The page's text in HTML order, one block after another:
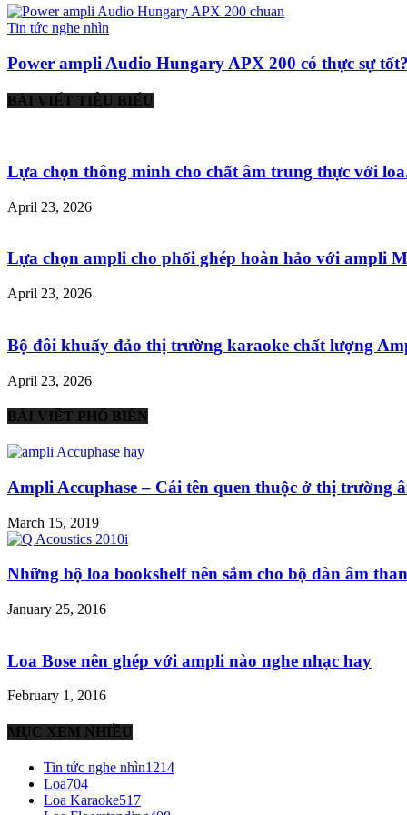
Tin tức nghe nhìn
Power ampli Audio Hungary APX 200 có thực sự tốt?
BÀI VIẾT TIÊU BIỂU
Lựa chọn thông minh cho chất âm trung thực với
April 23, 2026
Lựa chọn ampli cho phối ghép hoàn hảo với ampli
April 23, 2026
Bộ đôi khuấy đảo thị trường karaoke chất lượng
April 23, 2026
BÀI VIẾT PHỔ BIẾN
Ampli Accuphase – Cái tên quen thuộc ở thị trường
March 15, 2019
Những bộ loa bookshelf nên sắm cho bộ dàn âm
January 25, 2016
Loa Bose nên ghép với ampli nào nghe nhạc hay
February 1, 2016
MỤC XEM NHIỀU
Tin tức nghe nhìn1214
Loa704
Loa Karaoke517